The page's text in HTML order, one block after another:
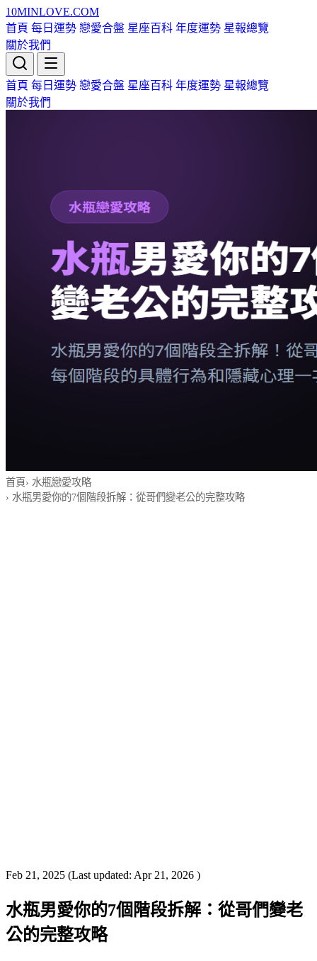
10MINLOVE.COM
首頁 每日運勢 戀愛合盤 星座百科 年度運勢 星報總覽
關於我們
首頁 每日運勢 戀愛合盤 星座百科 年度運勢 星報總覽
關於我們
首頁› 水瓶戀愛攻略
› 水瓶男愛你的7個階段拆解：從哥們變老公的完整攻略
Feb 21, 2025 (Last updated: Apr 21, 2026 )
水瓶男愛你的7個階段拆解：從哥們變老
公的完整攻略